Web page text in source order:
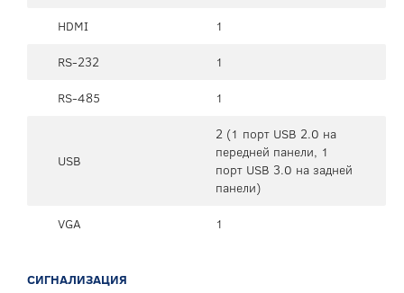
HDMI
1
RS-232
1
RS-485
1
USB
2 (1 порт USB 2.0 на
передней панели, 1
порт USB 3.0 на задней
панели)
VGA
1
СИГНАЛИЗАЦИЯ